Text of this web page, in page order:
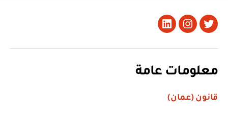
تويتر Instagram
LinkedIn
معلومات عامة
قانون (عمان)